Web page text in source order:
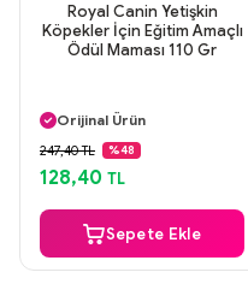
Royal Canin Yetişkin
Köpekler İçin Eğitim Amaçlı
Ödül Maması 110 Gr
Orijinal Ürün
Güvenli Ödeme
Aynı Gün Kargo
247,40 TL %48
128,40 TL
Sepete Ekle